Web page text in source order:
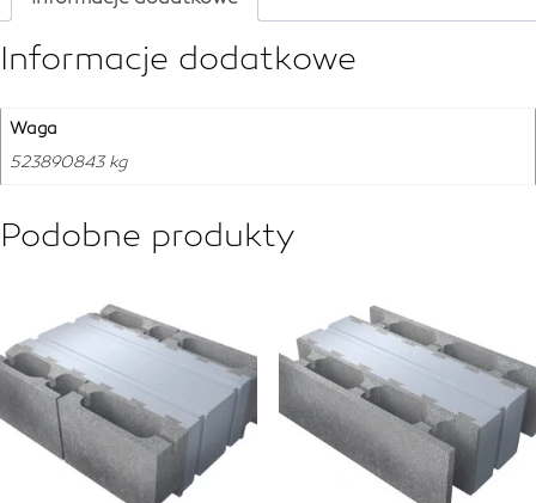
Informacje dodatkowe
Waga
523890843 kg
Podobne produkty